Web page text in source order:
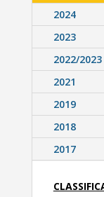
2024
2023
2022/2023
2021
2019
2018
2017